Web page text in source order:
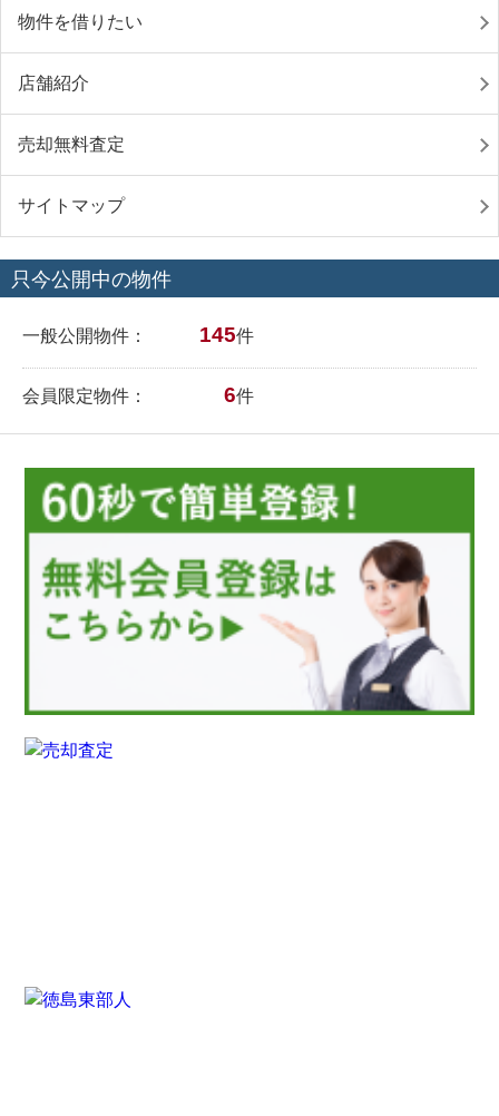
物件を借りたい
店舗紹介
売却無料査定
サイトマップ
只今公開中の物件
一般公開物件： 145件
会員限定物件： 6件